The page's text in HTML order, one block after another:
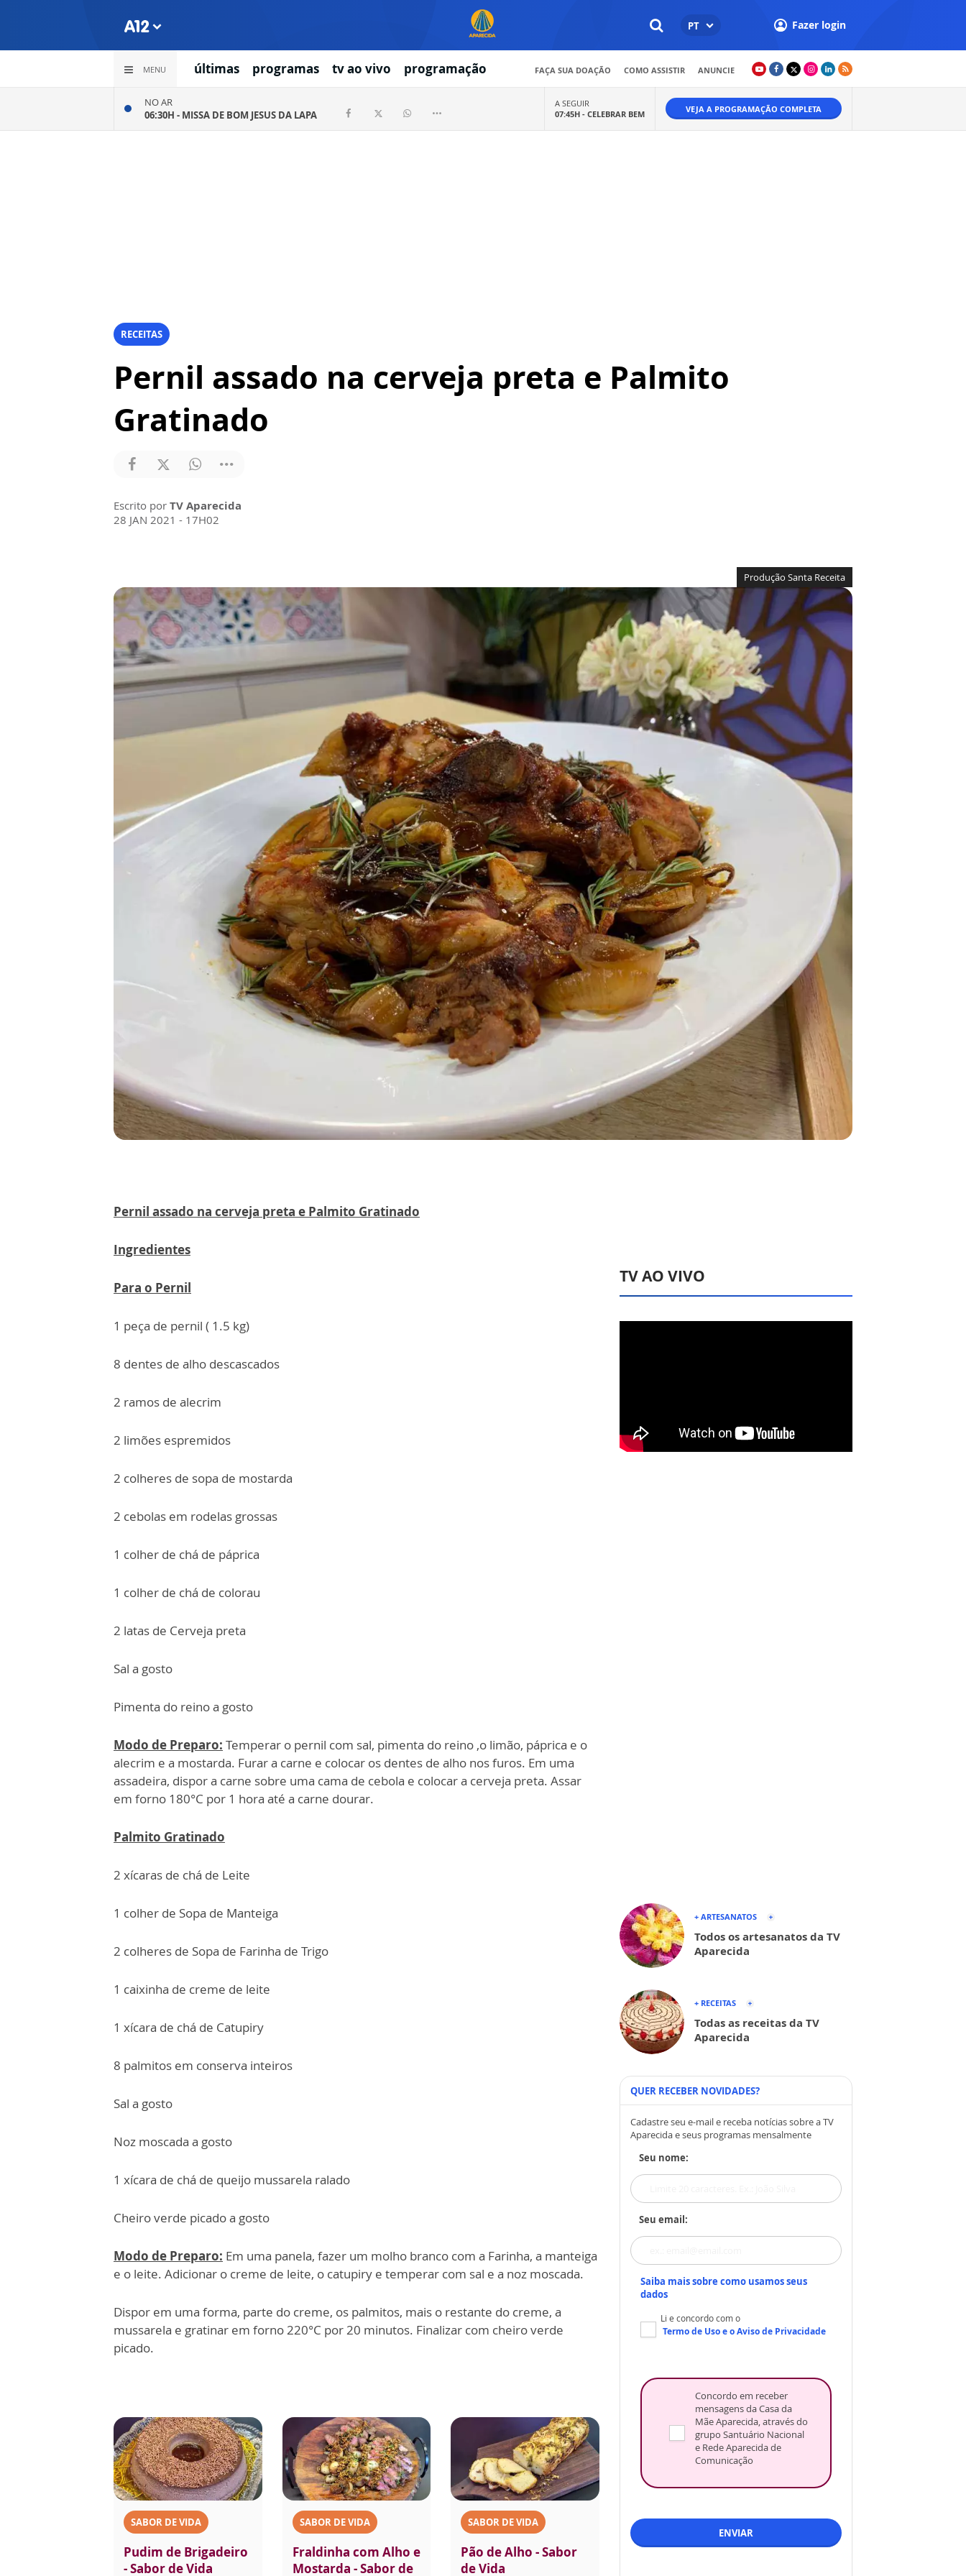
PT Fazer login
MENU últimas programas tv ao vivo programação FAÇA SUA DOAÇÃO COMO ASSISTIR ANUNCIE
NO AR
06:30H - MISSA DE BOM JESUS DA LAPA
A SEGUIR
07:45H - CELEBRAR BEM VEJA A PROGRAMAÇÃO COMPLETA
RECEITAS
Pernil assado na cerveja preta e Palmito
Gratinado
Escrito por TV Aparecida
28 JAN 2021 - 17H02
Produção Santa Receita
Pernil assado na cerveja preta e Palmito Gratinado
Ingredientes
Para o Pernil
1 peça de pernil ( 1.5 kg)
8 dentes de alho descascados
2 ramos de alecrim
2 limões espremidos
2 colheres de sopa de mostarda
2 cebolas em rodelas grossas
1 colher de chá de páprica
1 colher de chá de colorau
2 latas de Cerveja preta
Sal a gosto
Pimenta do reino a gosto
Modo de Preparo: Temperar o pernil com sal, pimenta do reino ,o limão, páprica e o
alecrim e a mostarda. Furar a carne e colocar os dentes de alho nos furos. Em uma
assadeira, dispor a carne sobre uma cama de cebola e colocar a cerveja preta. Assar
em forno 180°C por 1 hora até a carne dourar.
Palmito Gratinado
2 xícaras de chá de Leite
1 colher de Sopa de Manteiga
2 colheres de Sopa de Farinha de Trigo
1 caixinha de creme de leite
1 xícara de chá de Catupiry
8 palmitos em conserva inteiros
Sal a gosto
Noz moscada a gosto
1 xícara de chá de queijo mussarela ralado
Cheiro verde picado a gosto
Modo de Preparo: Em uma panela, fazer um molho branco com a Farinha, a manteiga
e o leite. Adicionar o creme de leite, o catupiry e temperar com sal e a noz moscada.
Dispor em uma forma, parte do creme, os palmitos, mais o restante do creme, a
mussarela e gratinar em forno 220°C por 20 minutos. Finalizar com cheiro verde
picado.
SABOR DE VIDA
Pudim de Brigadeiro
- Sabor de Vida
SABOR DE VIDA
Fraldinha com Alho e
Mostarda - Sabor de
SABOR DE VIDA
Pão de Alho - Sabor
de Vida
TV AO VIVO
+ ARTESANATOS
Todos os artesanatos da TV
Aparecida
+ RECEITAS
Todas as receitas da TV
Aparecida
QUER RECEBER NOVIDADES?
Cadastre seu e-mail e receba notícias sobre a TV
Aparecida e seus programas mensalmente
Seu nome:
Seu email:
Saiba mais sobre como usamos seus
dados
Li e concordo com o
Termo de Usoe oAviso de Privacidade
Concordo em receber
mensagens da Casa da
Mãe Aparecida, através do
grupo Santuário Nacional
e Rede Aparecida de
Comunicação
ENVIAR